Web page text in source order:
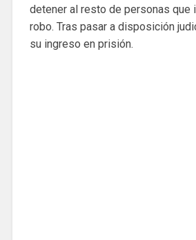
detener al resto de personas que
robo. Tras pasar a disposición
su ingreso en prisión.